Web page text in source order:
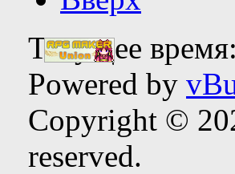
Текущее время:
Powered by
Copyright ©
reserved.